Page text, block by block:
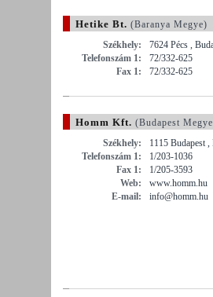
Hetike Bt. (Baranya Megye)
Székhely:
7624 Pécs ,
Telefonszám 1:
72/332-625
Fax 1:
72/332-625
Homm Kft. (Budapest
Székhely:
1115 Budapest
Telefonszám 1:
1/203-1036
Fax 1:
1/205-3593
Web:
www.homm.hu
E-mail:
info@homm.hu